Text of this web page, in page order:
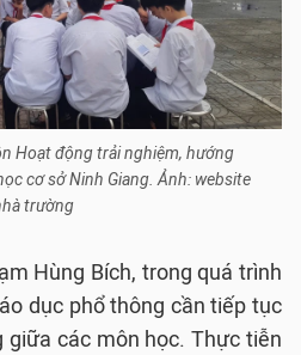
Hoạt động trải nghiệm, hướng
cơ sở Ninh Giang. Ảnh: website
trường
Hùng Bích, trong quá trình
dục phổ thông cần tiếp tục
các môn học. Thực tiễn